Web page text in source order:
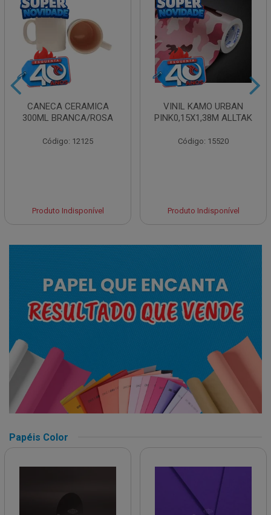
CANECA CERAMICA
300ML BRANCA/ROSA
Código: 12125
Produto Indisponível
VINIL KAMO URBAN
PINK0,15X1,38M ALLTAK
Código: 15520
Produto Indisponível
Papéis Color